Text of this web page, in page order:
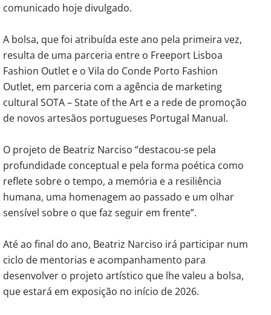
comunicado hoje divulgado.
A bolsa, que foi atribuída este ano pela primeira vez,
resulta de uma parceria entre o Freeport Lisboa
Fashion Outlet e o Vila do Conde Porto Fashion
Outlet, em parceria com a agência de marketing
cultural SOTA – State of the Art e a rede de promoção
de novos artesãos portugueses Portugal Manual.
O projeto de Beatriz Narciso “destacou-se pela
profundidade conceptual e pela forma poética como
reflete sobre o tempo, a memória e a resiliência
humana, uma homenagem ao passado e um olhar
sensível sobre o que faz seguir em frente”.
Até ao final do ano, Beatriz Narciso irá participar num
ciclo de mentorias e acompanhamento para
desenvolver o projeto artístico que lhe valeu a bolsa,
que estará em exposição no início de 2026.